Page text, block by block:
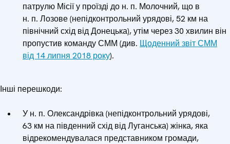
патрулю Місії у проїзді до н. п. Молочний, що в
н. п. Лозове (непідконтрольний урядові, 52 км на
північний схід від Донецька), утім через 30 хвилин він
пропустив команду СММ (див. Щоденний звіт СММ
від 14 липня 2018 року).
Інші перешкоди:
У н. п. Олександрівка (непідконтрольний урядові,
63 км на південний схід від Луганська) жінка, яка
відрекомендувалася представником громади,